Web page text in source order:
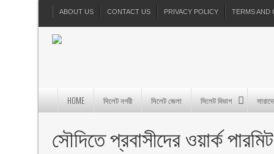
ABOUT US CONTACT US PRIVACY POLICY TERMS AND
HOME সিলেট নগরী সিলেট জেলা সিলেট বিভাগ
সৌদিতে প্রবাসীদের ওয়ার্ক